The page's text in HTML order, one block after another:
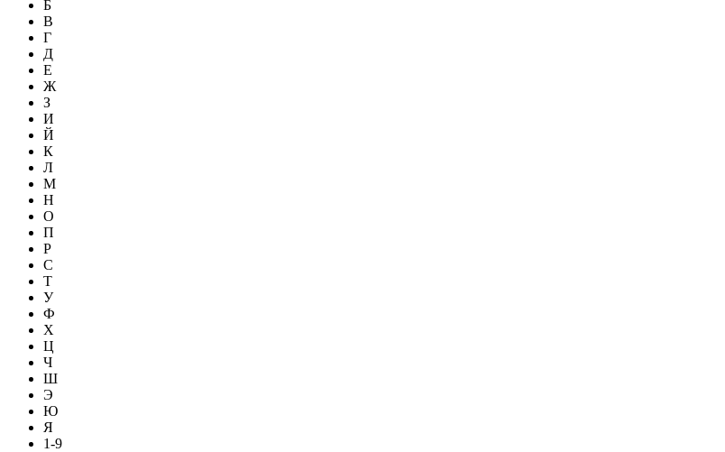
Б
В
Г
Д
Е
Ж
З
И
Й
К
Л
М
Н
О
П
Р
С
Т
У
Ф
Х
Ц
Ч
Ш
Э
Ю
Я
1-9